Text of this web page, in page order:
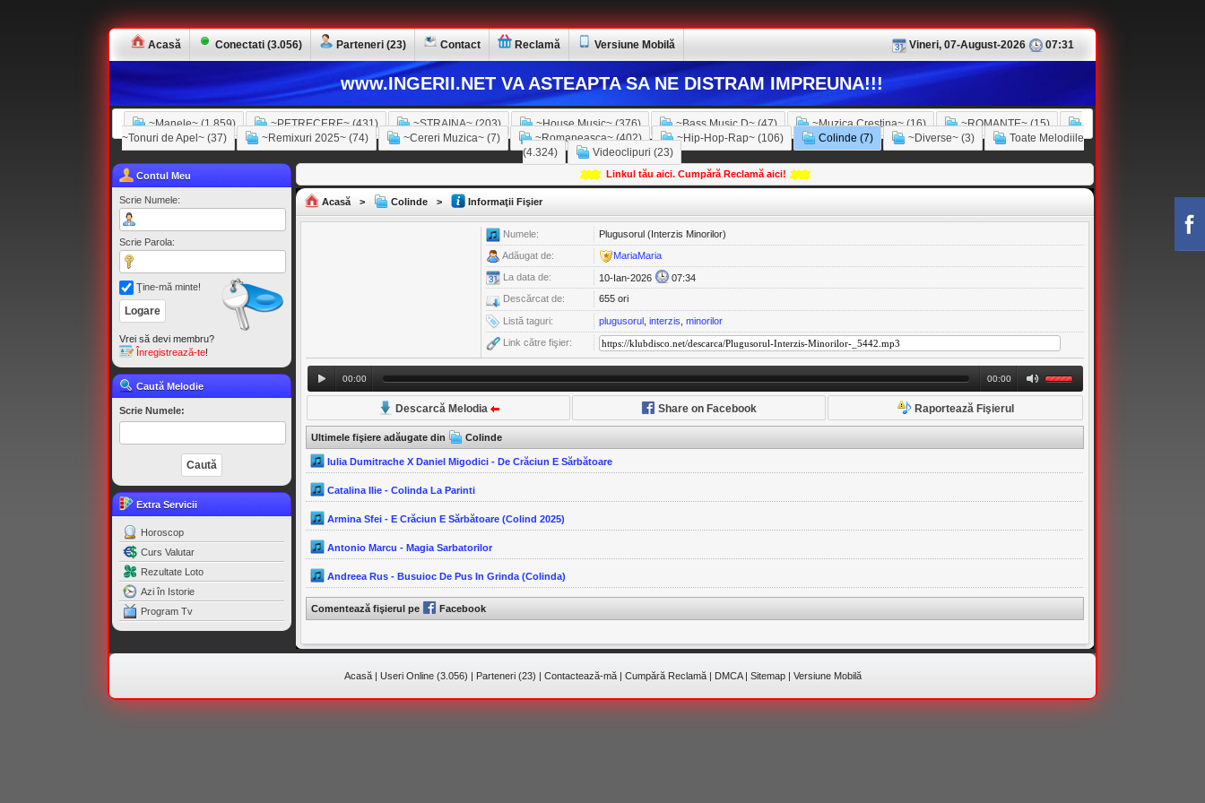
Acasă Conectati (3.056) Parteneri (23) Contact Reclamă Versiune Mobilă Vineri, 07-August-2026 07:31
www.INGERII.NET VA ASTEAPTA SA NE DISTRAM IMPREUNA!!!
~Manele~ (1.859) ~PETRECERE~ (431) ~STRAINA~ (203) ~House Music~ (376) ~Bass Music D~ (47) ~Muzica Crestina~ (16)
~ROMANTE~ (15)
~Tonuri de Apel~ (37)
~Remixuri 2025~ (74) ~Cereri Muzica~ (7) ~Romaneasca~ (402) ~Hip-Hop-Rap~ (106) Colinde (7) ~Diverse~ (3)
Toate Melodiile
(4.324)
Videoclipuri (23)
Contul Meu
Scrie Numele:
Scrie Parola:
Ţine-mă minte!
Vrei să devi membru?
Înregistrează-te!
Caută Melodie
Scrie Numele:
Extra Servicii
Horoscop
Curs Valutar
Rezultate Loto
Azi în Istorie
Program Tv
Linkul tău aici. Cumpără Reclamă aici!
Acasă > Colinde > Informaţii Fişier
Numele: Plugusorul (Interzis Minorilor)
Adăugat de: MariaMaria
La data de: 10-Ian-2026
07:34
Descărcat de:
655 ori
Listă taguri: plugusorul interzis minorilor
Link către fişier:
00:00 00:00
Descarcă Melodia Share on Facebook Raportează Fişierul
Ultimele fişiere adăugate din Colinde
Iulia Dumitrache X Daniel Migodici - De Crăciun E Sărbătoare
Catalina Ilie - Colinda La Parinti
Armina Sfei - E Crăciun E Sărbătoare (Colind 2025)
Antonio Marcu - Magia Sarbatorilor
Andreea Rus - Busuioc De Pus In Grinda (Colinda)
Comentează fişierul pe Facebook
Acasă| Useri Online (3.056) | Parteneri (23) | Contactează-mă| Cumpără Reclamă| DMCA| Sitemap| Versiune Mobilă